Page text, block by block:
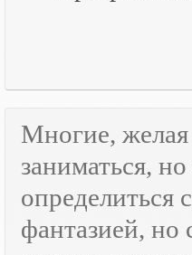
Многие,
заниматься,
фантазией, но